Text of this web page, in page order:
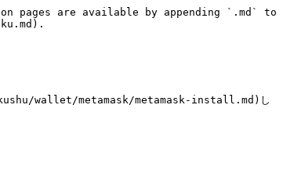
pages are available by appending `.md` to
gakushu/wallet/metamask/metamask-install.md)し